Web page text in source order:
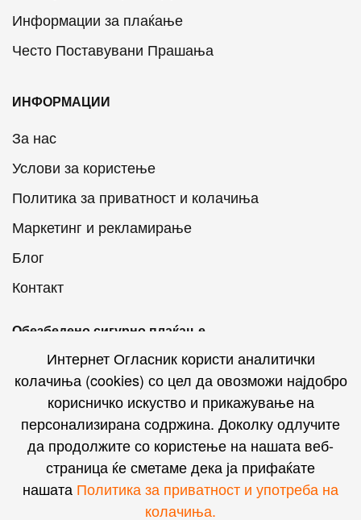
Информации за плаќање
Често Поставувани Прашања
ИНФОРМАЦИИ
За нас
Услови за користење
Политика за приватност и колачиња
Маркетинг и рекламирање
Блог
Контакт
Обезбедено сигурно плаќање
Интернет Огласник на социјалните мрежи
Интернет Огласник користи аналитички
колачиња (cookies) со цел да овозможи најдобро
корисничко искуство и прикажување на
персонализирана содржина. Доколку одлучите
да продолжите со користење на нашата веб-
страница ќе сметаме дека ја прифаќате
нашата Политика за приватност и употреба на
колачиња.